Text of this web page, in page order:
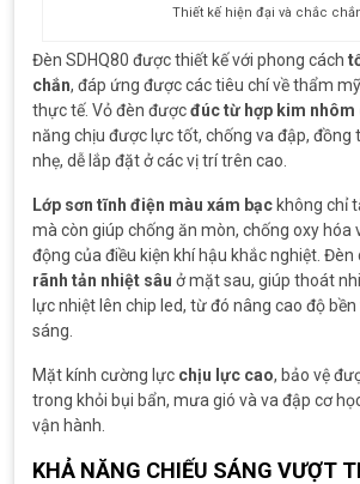
Thiết kế hiện đại và chắc
Đèn SDHQ80 được thiết kế với phong cách
chắn, đáp ứng được các tiêu chí về thẩm
thực tế. Vỏ đèn đượcđúc từ hợp kim nhôm
năng chịu được lực tốt, chống va đập, đồng
nhẹ, dễ lắp đặt ở các vị trí trên cao.
Lớp sơn tĩnh điện màu xám bạc không chỉ
mà còn giúp chống ăn mòn, chống oxy hóa
động của điều kiện khí hậu khắc nghiệt.
rãnh tản nhiệt sâu ở mặt sau, giúp thoát
lực nhiệt lên chip led, từ đó nâng cao độ
sáng.
Mặt kính cường lực chịu lực cao, bảo vệ
trong khỏi bụi bẩn, mưa gió và va đập cơ
vận hành.
KHẢ NĂNG CHIẾU SÁNG VƯỢT